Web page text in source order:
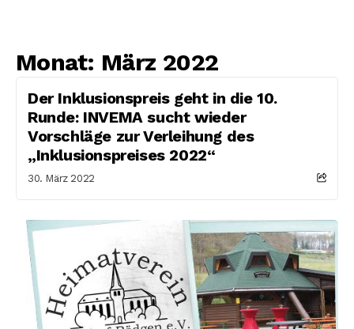
Monat: März 2022
Der Inklusionspreis geht in die 10.
Runde: INVEMA sucht wieder
Vorschläge zur Verleihung des
„Inklusionspreises 2022“
30. März 2022